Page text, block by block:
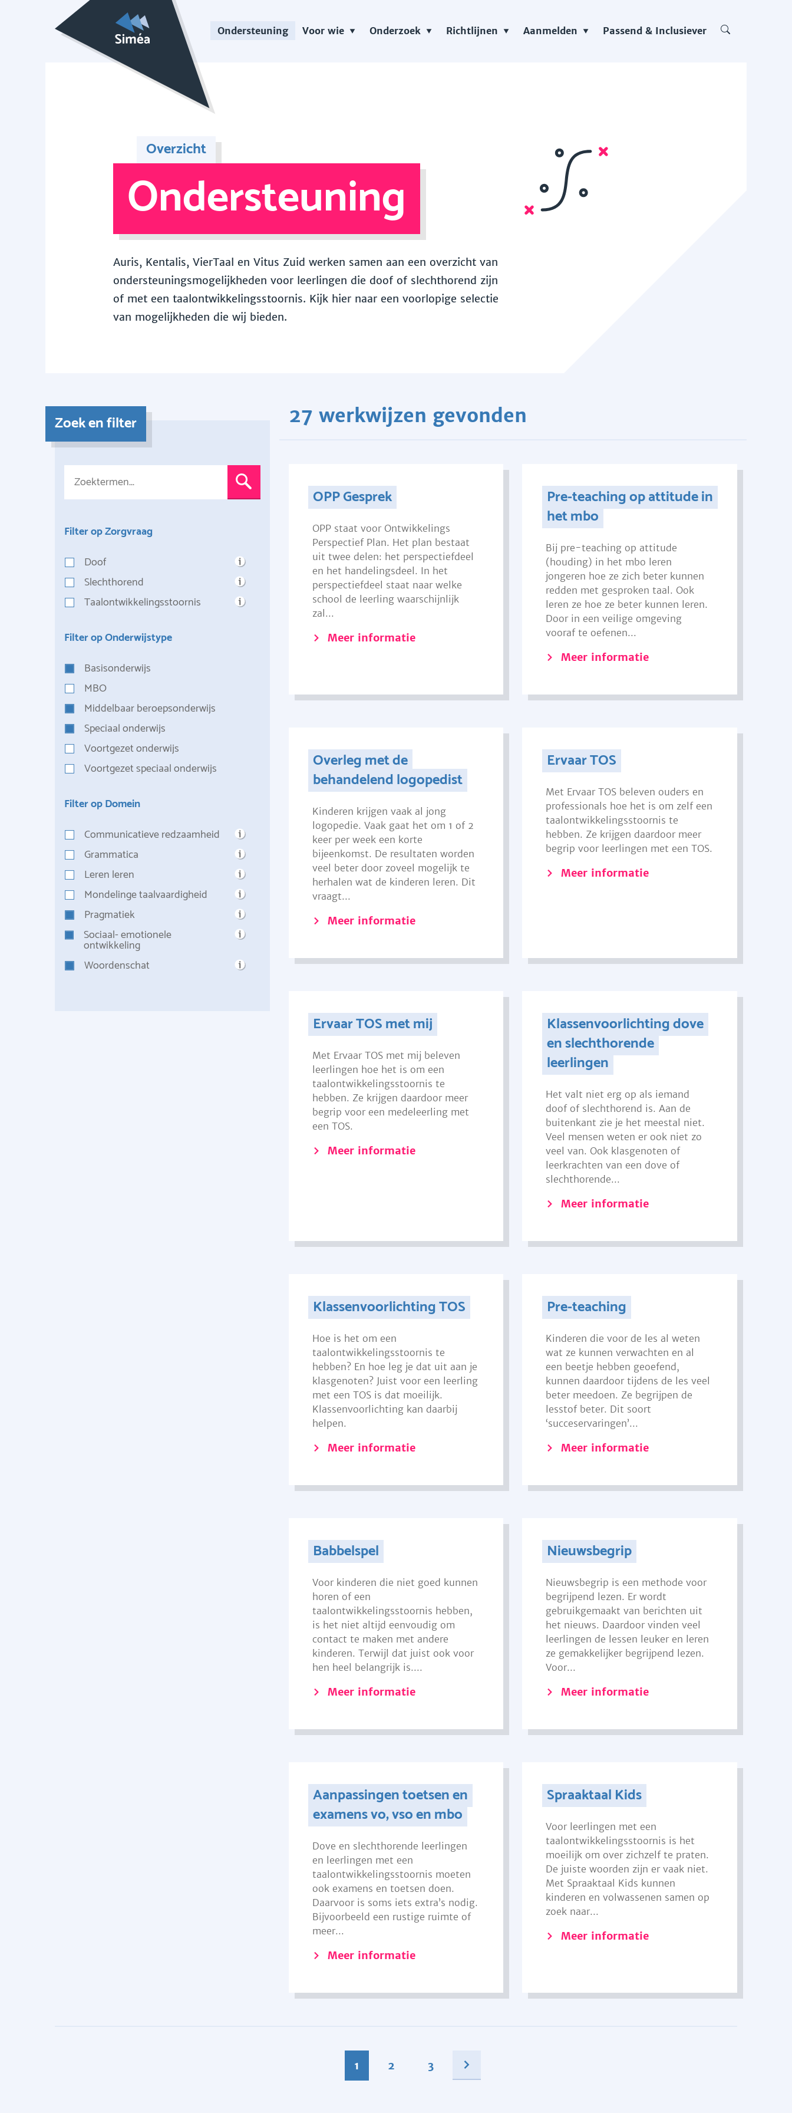
Ondersteuning Voor wie Onderzoek Richtlijnen Aanmelden Passend & Inclusiever
Overzicht
Ondersteuning
Auris, Kentalis, VierTaal en Vitus Zuid werken samen aan een overzicht van
ondersteuningsmogelijkheden voor leerlingen die doof of slechthorend zijn
of met een taalontwikkelingsstoornis. Kijk hier naar een voorlopige selectie
van mogelijkheden die wij bieden.
Zoek en filter
Filter op Zorgvraag
Doof
Slechthorend
Taalontwikkelingsstoornis
Filter op Onderwijstype
Basisonderwijs
MBO
Middelbaar beroepsonderwijs
Speciaal onderwijs
Voortgezet onderwijs
Voortgezet speciaal onderwijs
Filter op Domein
Communicatieve redzaamheid
Grammatica
Leren leren
Mondelinge taalvaardigheid
Pragmatiek
Sociaal- emotionele
ontwikkeling
Woordenschat
27 werkwijzen gevonden
OPP Gesprek
OPP staat voor Ontwikkelings
Perspectief Plan. Het plan bestaat
uit twee delen: het perspectiefdeel
en het handelingsdeel. In het
perspectiefdeel staat naar welke
school de leerling waarschijnlijk
zal...
Meer informatie
Pre-teaching op attitude in
het mbo
Bij pre-teaching op attitude
(houding) in het mbo leren
jongeren hoe ze zich beter kunnen
redden met gesproken taal. Ook
leren ze hoe ze beter kunnen leren.
Door in een veilige omgeving
vooraf te oefenen...
Meer informatie
Overleg met de
behandelend logopedist
Kinderen krijgen vaak al jong
logopedie. Vaak gaat het om 1 of 2
keer per week een korte
bijeenkomst. De resultaten worden
veel beter door zoveel mogelijk te
herhalen wat de kinderen leren. Dit
vraagt...
Meer informatie
Ervaar TOS
Met Ervaar TOS beleven ouders en
professionals hoe het is om zelf een
taalontwikkelingsstoornis te
hebben. Ze krijgen daardoor meer
begrip voor leerlingen met een TOS.
Meer informatie
Ervaar TOS met mij
Met Ervaar TOS met mij beleven
leerlingen hoe het is om een
taalontwikkelingsstoornis te
hebben. Ze krijgen daardoor meer
begrip voor een medeleerling met
een TOS.
Meer informatie
Klassenvoorlichting dove
en slechthorende
leerlingen
Het valt niet erg op als iemand
doof of slechthorend is. Aan de
buitenkant zie je het meestal niet.
Veel mensen weten er ook niet zo
veel van. Ook klasgenoten of
leerkrachten van een dove of
slechthorende...
Meer informatie
Klassenvoorlichting TOS
Hoe is het om een
taalontwikkelingsstoornis te
hebben? En hoe leg je dat uit aan je
klasgenoten? Juist voor een leerling
met een TOS is dat moeilijk.
Klassenvoorlichting kan daarbij
helpen.
Meer informatie
Pre-teaching
Kinderen die voor de les al weten
wat ze kunnen verwachten en al
een beetje hebben geoefend,
kunnen daardoor tijdens de les veel
beter meedoen. Ze begrijpen de
lesstof beter. Dit soort
‘succeservaringen’...
Meer informatie
Babbelspel
Voor kinderen die niet goed kunnen
horen of een
taalontwikkelingsstoornis hebben,
is het niet altijd eenvoudig om
contact te maken met andere
kinderen. Terwijl dat juist ook voor
hen heel belangrijk is....
Meer informatie
Nieuwsbegrip
Nieuwsbegrip is een methode voor
begrijpend lezen. Er wordt
gebruikgemaakt van berichten uit
het nieuws. Daardoor vinden veel
leerlingen de lessen leuker en leren
ze gemakkelijker begrijpend lezen.
Voor...
Meer informatie
Aanpassingen toetsen en
examens vo, vso en mbo
Dove en slechthorende leerlingen
en leerlingen met een
taalontwikkelingsstoornis moeten
ook examens en toetsen doen.
Daarvoor is soms iets extra’s nodig.
Bijvoorbeeld een rustige ruimte of
meer...
Meer informatie
Spraaktaal Kids
Voor leerlingen met een
taalontwikkelingsstoornis is het
moeilijk om over zichzelf te praten.
De juiste woorden zijn er vaak niet.
Met Spraaktaal Kids kunnen
kinderen en volwassenen samen op
zoek naar...
Meer informatie
1 2 3